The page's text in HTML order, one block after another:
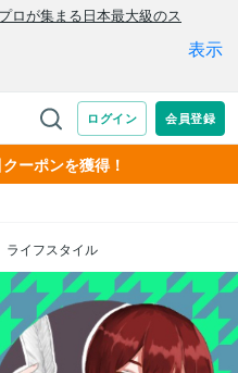
ーポンを獲得！
ライフスタイル